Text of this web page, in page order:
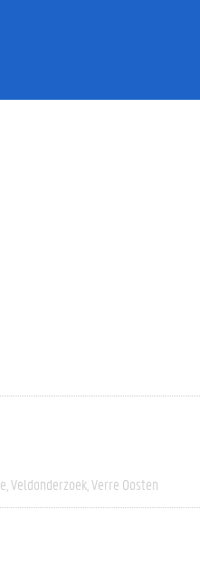
Veldonderzoek Verre Oosten